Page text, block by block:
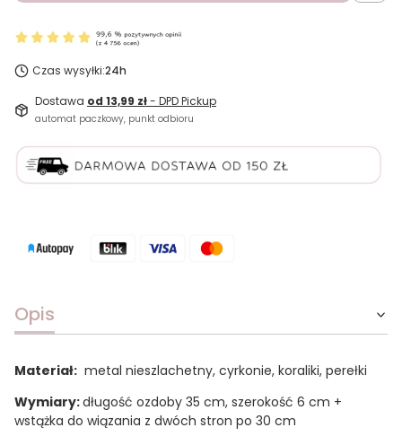
Czas wysyłki:24h
Dostawa od 13,99 zł- DPD Pickup
automat paczkowy, punkt odbioru
Opis
Materiał: metal nieszlachetny, cyrkonie, koraliki, perełki
Wymiary:długość ozdoby 35 cm, szerokość 6 cm +
wstążka do wiązania z dwóch stron po 30 cm